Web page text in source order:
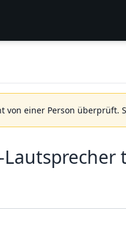
von einer Person überprüft.